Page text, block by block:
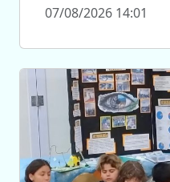
07/08/2026 14:01